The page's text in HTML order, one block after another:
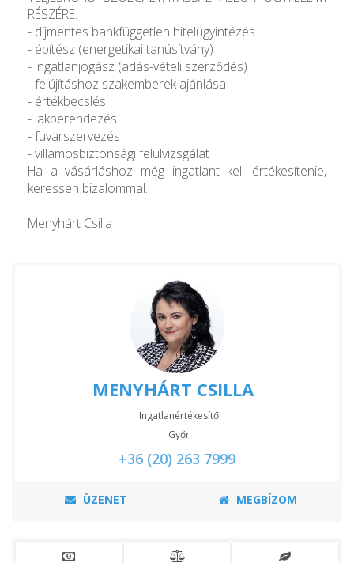
RÉSZÉRE.
- díjmentes bankfüggetlen hitelügyintézés
- építész (energetikai tanúsítvány)
- ingatlanjogász (adás-vételi szerződés)
- felújításhoz szakemberek ajánlása
- értékbecslés
- lakberendezés
- fuvarszervezés
- villamosbiztonsági felülvizsgálat
Ha a vásárláshoz még ingatlant kell értékesítenie,
keressen bizalommal.
Menyhárt Csilla
MENYHÁRT CSILLA
Ingatlanértékesítő
Győr
+36 (20) 263 7999
ÜZENET MEGBÍZOM